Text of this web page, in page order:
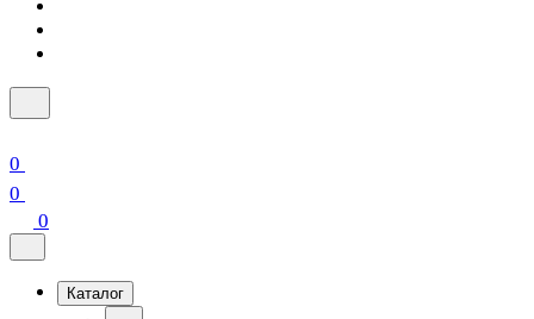
0
0
0
Каталог